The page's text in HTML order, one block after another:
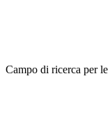
Campo di ricerca per